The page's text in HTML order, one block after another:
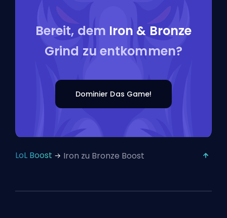
Bereit, dem Iron & Bronze
Grind zu entkommen?
Dominier Das Game!
LoL Boost Iron zu Bronze Boost